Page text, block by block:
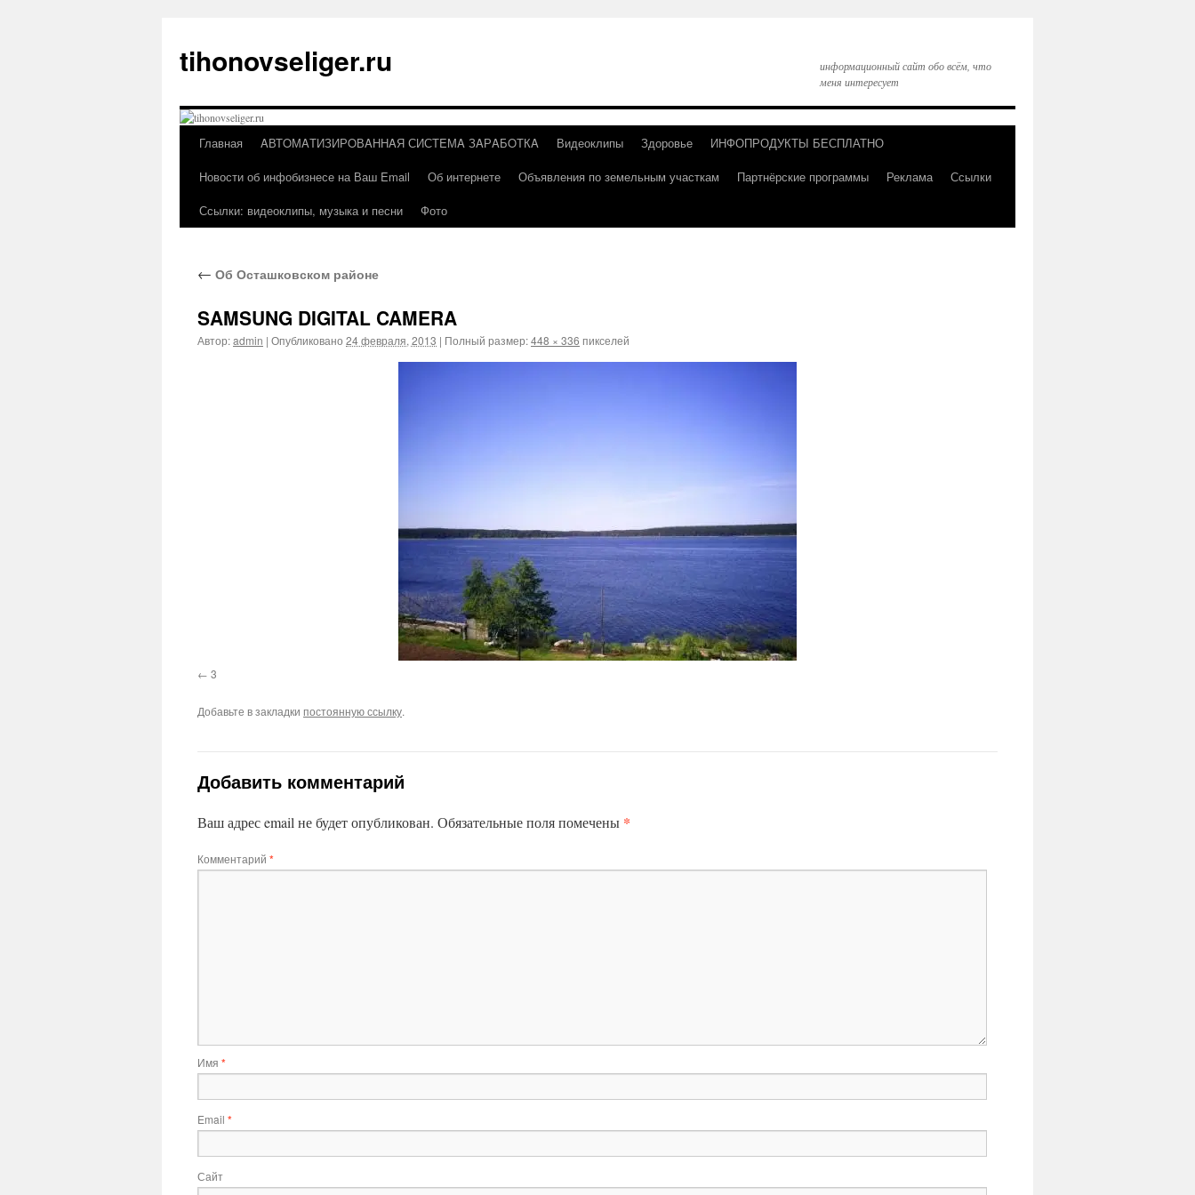
содержимому
tihonovseliger.ru
информационный сайт обо всём, что
меня интересует
Главная AВТOМAТИЗИРOВAННAЯ СИСТEМA ЗAРAБOТКA Видеоклипы Здоровье
ИНФОПРОДУКТЫ БЕСПЛАТНО
Новости об инфобизнесе на Ваш Email
Об интернете Объявления по земельным участкам Партнёрские программы Реклама
Ссылки
Ссылки: видеоклипы, музыка и песни
Фото
← Об Осташковском районе
SAMSUNG DIGITAL CAMERA
Автор:admin | Опубликовано 24 февраля, 2013 | Полный размер:448 × 336 пикселей
3
Добавьте в закладки постоянную ссылку.
Добавить комментарий
Ваш адрес email не будет опубликован. Обязательные поля помечены *
Комментарий *
Имя *
Email *
Сайт